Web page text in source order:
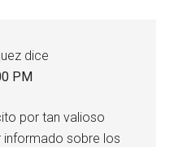
dice
PM
por tan valioso
informado sobre los